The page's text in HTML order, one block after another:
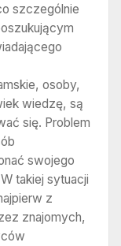
szczególnie
osoby,
wiedzę, są
się. Problem
swojego
takiej sytuacji
z
znajomych,